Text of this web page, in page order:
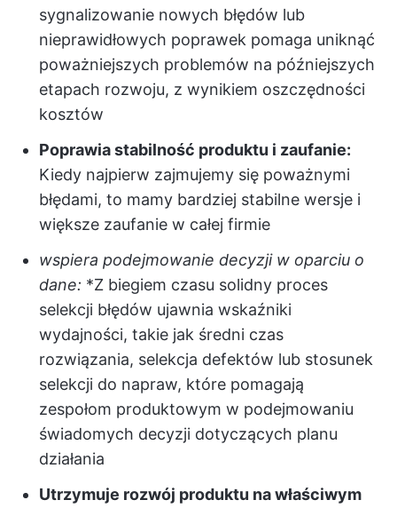
sygnalizowanie nowych błędów lub
nieprawidłowych poprawek pomaga uniknąć
poważniejszych problemów na późniejszych
etapach rozwoju, z wynikiem oszczędności
kosztów
Poprawia stabilność produktu i zaufanie:
Kiedy najpierw zajmujemy się poważnymi
błędami, to mamy bardziej stabilne wersje i
większe zaufanie w całej firmie
wspiera podejmowanie decyzji w oparciu o
dane: *Z biegiem czasu solidny proces
selekcji błędów ujawnia wskaźniki
wydajności, takie jak średni czas
rozwiązania, selekcja defektów lub stosunek
selekcji do napraw, które pomagają
zespołom produktowym w podejmowaniu
świadomych decyzji dotyczących planu
działania
Utrzymuje rozwój produktu na właściwym